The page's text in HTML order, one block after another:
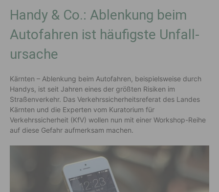
Handy & Co.: Ablenkung beim
Auto­fahren ist häufigste Unfall­
ursache
Kärnten – Ablenkung beim Autofahren, beispielsweise durch
Handys, ist seit Jahren eines der größten Risiken im
Straßenverkehr. Das Verkehrssicherheitsreferat des Landes
Kärnten und die Experten vom Kuratorium für
Verkehrssicherheit (KfV) wollen nun mit einer Workshop-Reihe
auf diese Gefahr aufmerksam machen.